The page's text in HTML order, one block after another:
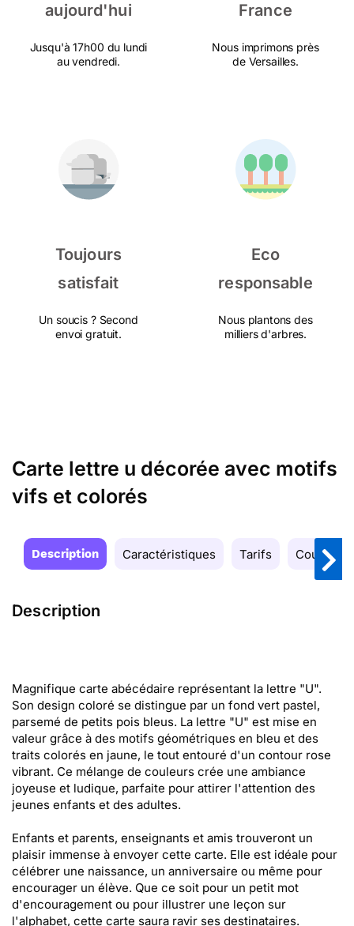
aujourd'hui
Jusqu'à 17h00 du lundi
au vendredi.
France
Nous imprimons près
de Versailles.
Toujours
satisfait
Un soucis ? Second
envoi gratuit.
Eco
responsable
Nous plantons des
milliers d'arbres.
Carte lettre u décorée avec motifs
vifs et colorés
Description Caractéristiques Tarifs Couleurs
Description
Magnifique carte abécédaire représentant la lettre "U".
Son design coloré se distingue par un fond vert pastel,
parsemé de petits pois bleus. La lettre "U" est mise en
valeur grâce à des motifs géométriques en bleu et des
traits colorés en jaune, le tout entouré d'un contour rose
vibrant. Ce mélange de couleurs crée une ambiance
joyeuse et ludique, parfaite pour attirer l'attention des
jeunes enfants et des adultes.
Enfants et parents, enseignants et amis trouveront un
plaisir immense à envoyer cette carte. Elle est idéale pour
célébrer une naissance, un anniversaire ou même pour
encourager un élève. Que ce soit pour un petit mot
d'encouragement ou pour illustrer une leçon sur
l'alphabet, cette carte saura ravir ses destinataires.